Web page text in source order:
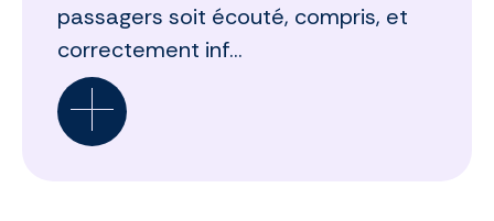
passagers soit écouté, compris, et
correctement inf...